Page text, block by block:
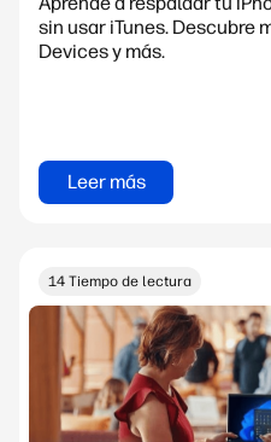
sin usar iTunes. Descubre
Devices y más.
Leer más
14 Tiempo de lectura